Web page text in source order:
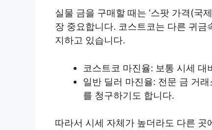
실물 금을 구매할 때는 ‘스팟 가격(국
장 중요합니다. 코스트코는 다른 귀
지하고 있습니다.
코스트코 마진율: 보통 시세 대
일반 딜러 마진율: 전문 금 거
를 청구하기도 합니다.
따라서 시세 자체가 높더라도 다른